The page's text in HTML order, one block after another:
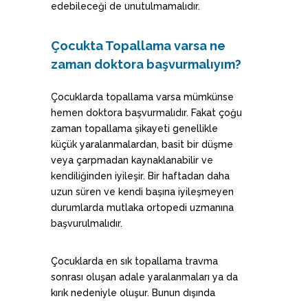
edebileceği de unutulmamalıdır.
Çocukta Topallama varsa ne
zaman doktora başvurmalıyım?
Çocuklarda topallama varsa mümkünse
hemen doktora başvurmalıdır. Fakat çoğu
zaman topallama şikayeti genellikle
küçük yaralanmalardan, basit bir düşme
veya çarpmadan kaynaklanabilir ve
kendiliğinden iyileşir. Bir haftadan daha
uzun süren ve kendi başına iyileşmeyen
durumlarda mutlaka ortopedi uzmanına
başvurulmalıdır.
Çocuklarda en sık topallama travma
sonrası oluşan adale yaralanmaları ya da
kırık nedeniyle oluşur. Bunun dışında